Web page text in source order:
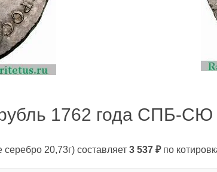
1762 года СПБ-СЮ
серебро 20,73г) составляет 3 537 ₽по